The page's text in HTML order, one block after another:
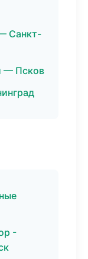
Санкт-
— Псков
-